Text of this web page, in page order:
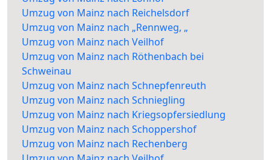
Umzug von Mainz nach Reichelsdorf
Umzug von Mainz nach „Rennweg, „
Umzug von Mainz nach Veilhof
Umzug von Mainz nach Röthenbach bei
Schweinau
Umzug von Mainz nach Schnepfenreuth
Umzug von Mainz nach Schniegling
Umzug von Mainz nach Kriegsopfersiedlung
Umzug von Mainz nach Schoppershof
Umzug von Mainz nach Rechenberg